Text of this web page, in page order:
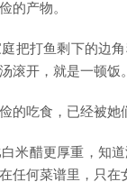
的产物。
庭把打鱼剩下的
滚开，就是一顿饭。
的吃食，已经被她
米醋更厚重，知
任何菜谱里，只在